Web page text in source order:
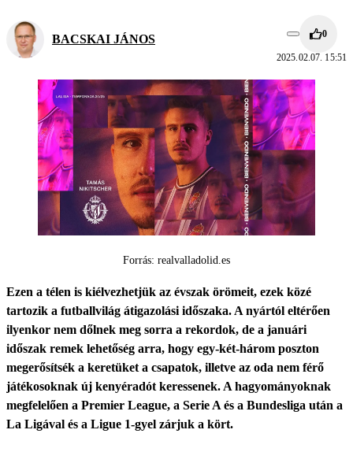
BACSKAI JÁNOS 0
2025.02.07. 15:51
Forrás: realvalladolid.es
Ezen a télen is kiélvezhetjük az évszak örömeit, ezek közé
tartozik a futballvilág átigazolási időszaka. A nyártól eltérően
ilyenkor nem dőlnek meg sorra a rekordok, de a januári
időszak remek lehetőség arra, hogy egy-két-három poszton
megerősítsék a keretüket a csapatok, illetve az oda nem férő
játékosoknak új kenyéradót keressenek. A hagyományoknak
megfelelően a Premier League, a Serie A és a Bundesliga után a
La Ligával és a Ligue 1-gyel zárjuk a kört.